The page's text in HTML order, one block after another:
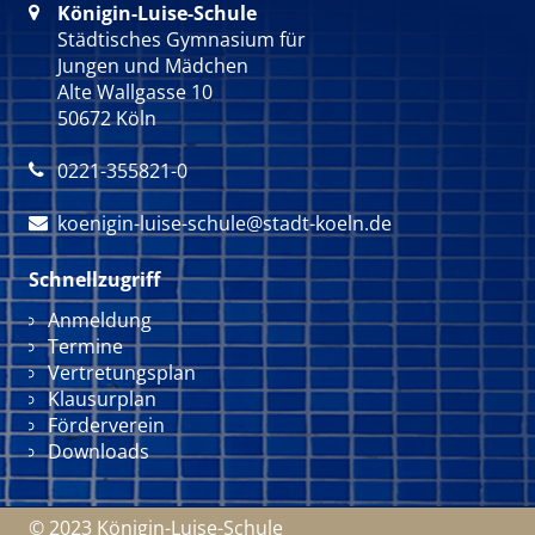

Königin-Luise-Schule
Städtisches Gymnasium für
Jungen und Mädchen
Alte Wallgasse 10
50672 Köln
 0221-355821-0
 koenigin-luise-schule@stadt-koeln.de
Schnellzugriff
Navigation überspringen
Anmeldung
Termine
Vertretungsplan
Klausurplan
Förderverein
Downloads
© 2023 Königin-Luise-Schule